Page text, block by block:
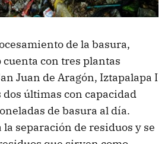
de la basura,
cuenta con tres plantas
Juan de Aragón, Iztapalapa I
dos últimas con capacidad
de basura al día.
la separación de residuos y se